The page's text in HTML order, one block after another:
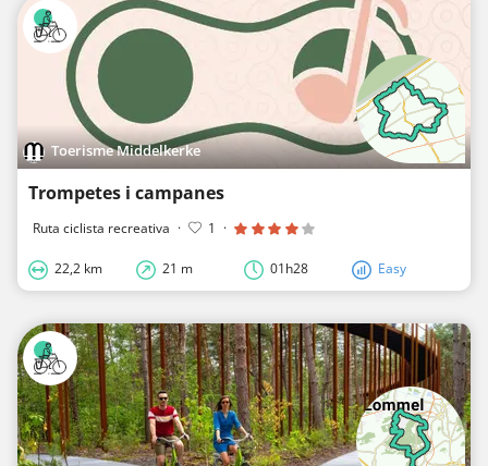
Toerisme Middelkerke
Trompetes i campanes
Ruta ciclista recreativa · 1 ·
22,2 km 21 m 01h28 Easy